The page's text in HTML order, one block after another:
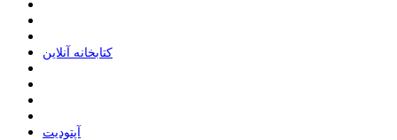
ﮐﺘﺎﺑﺨﺎﻧﻪ ﺁﻧﻼﯾﻦ
ﺁﭘﺘﻮﺩﯾﺖ